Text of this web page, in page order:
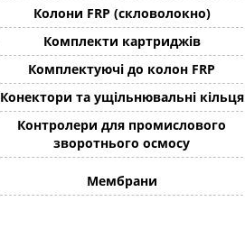
Колони FRP (скловолокно)
Комплекти картриджів
Комплектуючі до колон FRP
Конектори та ущільнювальні кільця
Контролери для промислового
зворотнього осмосу
Мембрани